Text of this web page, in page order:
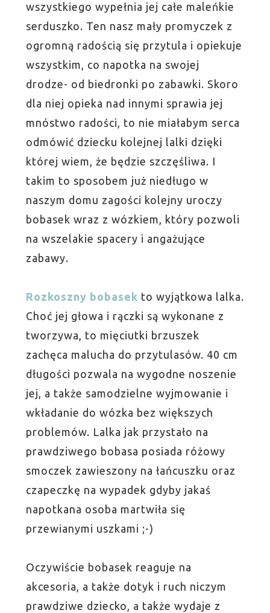
wszystkiego wypełnia jej całe maleńkie
serduszko. Ten nasz mały promyczek z
ogromną radością się przytula i opiekuje
wszystkim, co napotka na swojej
drodze- od biedronki po zabawki. Skoro
dla niej opieka nad innymi sprawia jej
mnóstwo radości, to nie miałabym serca
odmówić dziecku kolejnej lalki dzięki
której wiem, że będzie szczęśliwa. I
takim to sposobem już niedługo w
naszym domu zagości kolejny uroczy
bobasek wraz z wózkiem, który pozwoli
na wszelakie spacery i angażujące
zabawy.
Rozkoszny bobasek to wyjątkowa lalka.
Choć jej głowa i rączki są wykonane z
tworzywa, to mięciutki brzuszek
zachęca malucha do przytulasów. 40 cm
długości pozwala na wygodne noszenie
jej, a także samodzielne wyjmowanie i
wkładanie do wózka bez większych
problemów. Lalka jak przystało na
prawdziwego bobasa posiada różowy
smoczek zawieszony na łańcuszku oraz
czapeczkę na wypadek gdyby jakaś
napotkana osoba martwiła się
przewianymi uszkami ;-)
Oczywiście bobasek reaguje na
akcesoria, a także dotyk i ruch niczym
prawdziwe dziecko, a także wydaje z